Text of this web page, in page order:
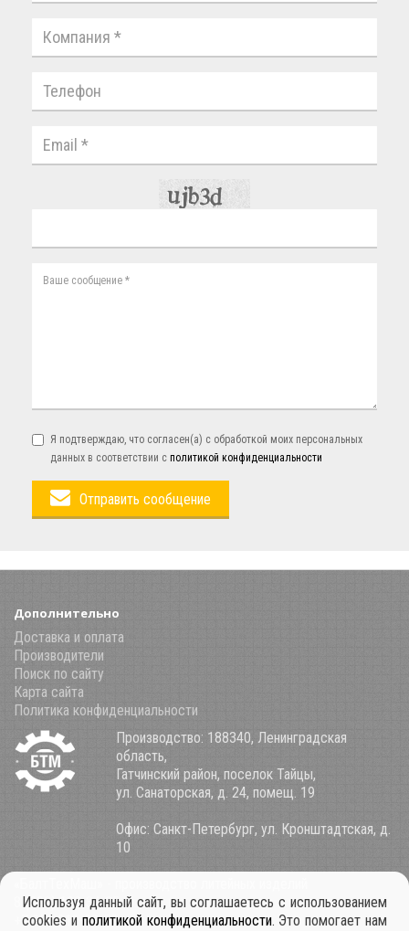
Я подтверждаю, что согласен(а) с обработкой моих персональных
данных в соответствии с политикой конфиденциальности
Отправить сообщение
Дополнительно
Доставка и оплата
Производители
Поиск по сайту
Карта сайта
Политика конфиденциальности
Производство: 188340, Ленинградская
область,
Гатчинский район, поселок Тайцы,
ул. Санаторская, д. 24, помещ. 19
Офис: Санкт-Петербург, ул. Кронштадтская, д.
10
8 (800) 100-34-85
+7 921 911-39-53
Используя данный сайт, вы соглашаетесь с использованием
cookies и политикой конфиденциальности. Это помогает нам